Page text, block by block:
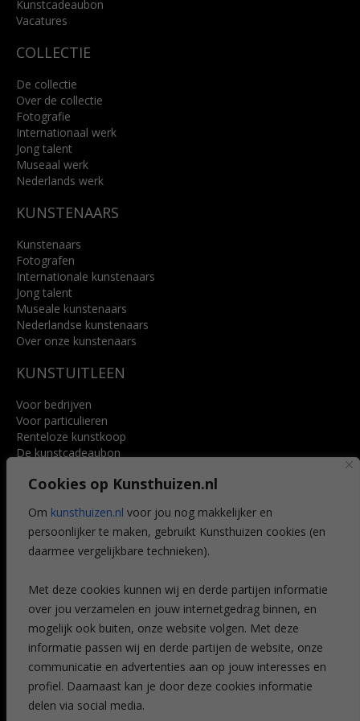
Cookies op Kunsthuizen.nl
Om kunsthuizen.nl voor jou nog makkelijker en
persoonlijker te maken, gebruikt Kunsthuizen cookies (en
daarmee vergelijkbare technieken).
Met deze cookies kunnen wij en derde partijen informatie
over jou verzamelen en jouw internetgedrag binnen, en
mogelijk ook buiten, onze website volgen. Met deze
informatie passen wij en derde partijen de website, onze
communicatie en advertenties aan op jouw interesses en
profiel. Daarnaast kan je door deze cookies informatie
delen via social media.
Lees meer
Kunstcadeaubon
Vacatures
COLLECTIE
De collectie
Over de collectie
Fotografie
Internationaal werk
Jong talent
Museaal werk
Nederlands werk
KUNSTENAARS
Kunstenaars
Fotografen
Internationale kunstenaars
Jong talent
Museale kunstenaars
Nederlandse kunstenaars
Over onze kunstenaars
KUNSTUITLEEN
Voor bedrijven
Voor particulieren
Renteloze kunstkoop
De kunstcadeaubon
Voordelen
Veelgestelde vragen
CONTACT
Leiden
Amsterdam
Breda
Favorieten
Mijn art alert
NIEUWSBRIEF